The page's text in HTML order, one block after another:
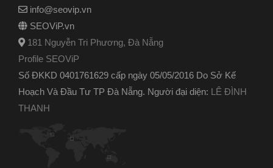
info@seovip.vn
SEOViP.vn
181 Nguyễn Tri Phương, Đà Nẵng
Profile SEOViP
Số ĐKKD 0401761629 cấp ngày 05/05/2016 Do Sở Kế
Hoạch Và Đầu Tư TP Đà Nẵng. Người đại diện: LÊ ĐÌNH
THANH